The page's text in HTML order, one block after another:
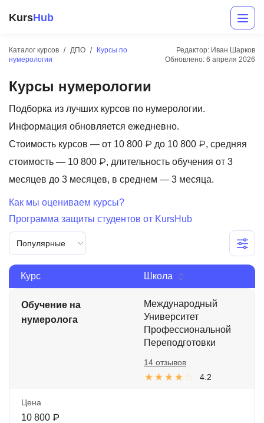
KursHub
Каталог курсов ДПО
Курсы по
нумерологии
Редактор: Иван Шарков
Обновлено: 6 апреля 2026
Курсы нумерологии
Подборка из лучших курсов по нумерологии.
Информация обновляется ежедневно.
Стоимость курсов — от 10 800 ₽ до 10 800 ₽, средняя
стоимость — 10 800 ₽, длительность обучения от 3
месяцев до 3 месяцев, в среднем — 3 месяца.
Как мы оцениваем курсы?
Программа защиты студентов от KursHub
Популярные
Курс Школа
Обучение на
нумеролога
Международный
Университет
Профессиональной
Переподготовки
4.2
14 отзывов
Цена
10 800 ₽
Разработка
Маркетинг
Дизайн
Аналитика
Менеджмент
Иностранные языки
Soft Skills
ДПО
Рейтинг онлайн-школ